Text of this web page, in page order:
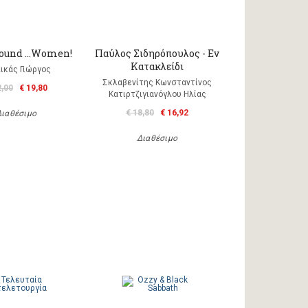
…Women!
Γιώργος
€ 19,80
Παύλος Σιδηρόπουλος - Εν
Κατακλείδι
Σκλαβενίτης Κωνσταντίνος
Κατιρτζιγιανόγλου Ηλίας
€ 18,80
€ 16,92
Διαθέσιμο